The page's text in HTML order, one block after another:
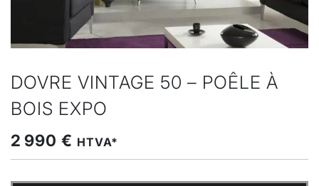
DOVRE VINTAGE 50 – POÊLE À
BOIS EXPO
2 990 € HTVA*